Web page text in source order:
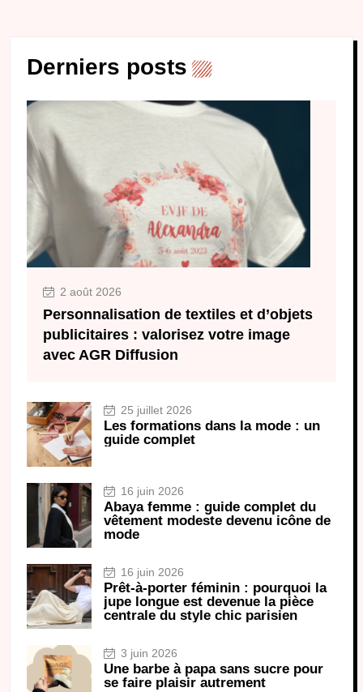
Derniers posts
2 août 2026
Personnalisation de textiles et d’objets
publicitaires : valorisez votre image
avec AGR Diffusion
25 juillet 2026
Les formations dans la mode : un
guide complet
16 juin 2026
Abaya femme : guide complet du
vêtement modeste devenu icône de
mode
16 juin 2026
Prêt-à-porter féminin : pourquoi la
jupe longue est devenue la pièce
centrale du style chic parisien
3 juin 2026
Une barbe à papa sans sucre pour
se faire plaisir autrement